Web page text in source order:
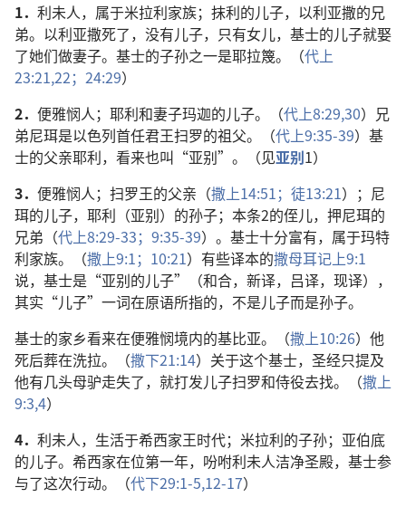
1． 利未人，属于米拉利家族；抹利的儿子，以利亚撒的兄
弟。以利亚撒死了，没有儿子，只有女儿，基士的儿子就娶
了她们做妻子。基士的子孙之一是耶拉篾。（代上
23:21,22； 24:29）
2． 便雅悯人；耶利和妻子玛迦的儿子。（代上8:29,30）兄
弟尼珥是以色列首任君王扫罗的祖父。（代上9:35-39）基
士的父亲耶利，看来也叫“亚别”。（见亚别1）
3． 便雅悯人；扫罗王的父亲（撒上14:51； 徒13:21）；尼
珥的儿子，耶利（亚别）的孙子；本条2的侄儿，押尼珥的
兄弟（代上8:29-33； 9:35-39）。基士十分富有，属于玛特
利家族。（撒上9:1； 10:21）有些译本的撒母耳记上9:1
说，基士是“亚别的儿子”（和合，新译，吕译，现译），
其实“儿子”一词在原语所指的，不是儿子而是孙子。
基士的家乡看来在便雅悯境内的基比亚。（撒上10:26）他
死后葬在洗拉。（撒下21:14）关于这个基士，圣经只提及
他有几头母驴走失了，就打发儿子扫罗和侍役去找。（撒上
9:3,4）
4． 利未人，生活于希西家王时代；米拉利的子孙；亚伯底
的儿子。希西家在位第一年，吩咐利未人洁净圣殿，基士参
与了这次行动。（代下29:1-5,12-17）